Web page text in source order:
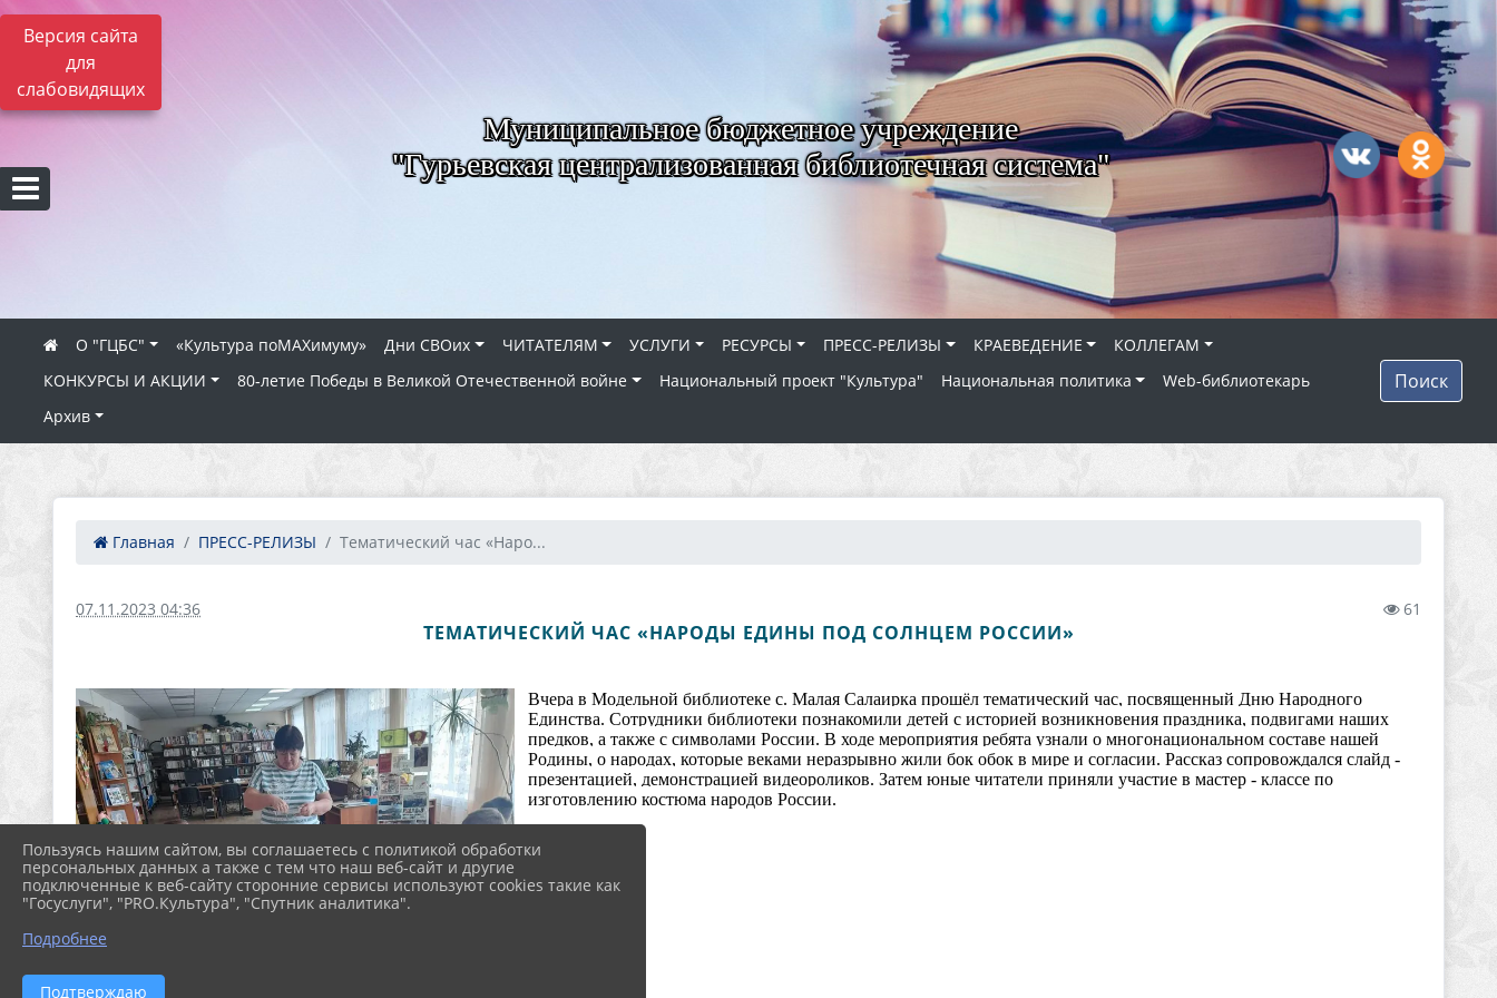
Версия сайта
для
слабовидящих
Муниципальное бюджетное учреждение
"Гурьевская централизованная библиотечная система"
О "ГЦБС" «Культура поMAXимуму» Дни СВОих ЧИТАТЕЛЯМ УСЛУГИ РЕСУРСЫ ПРЕСС-РЕЛИЗЫ КРАЕВЕДЕНИЕ
КОЛЛЕГАМ
КОНКУРСЫ И АКЦИИ
80‑летие Победы в Великой Отечественной войне Национальный проект "Культура" Национальная политика
Web-библиотекарь
Архив
Поиск
Главная ПРЕСС-РЕЛИЗЫ Тематический час «Наро...
07.11.2023 04:36 61
ТЕМАТИЧЕСКИЙ ЧАС «НАРОДЫ ЕДИНЫ ПОД СОЛНЦЕМ РОССИИ»
Вчера в Модельной библиотеке с. Малая Салаирка прошёл тематический час, посвященный Дню Народного
Единства. Сотрудники библиотеки познакомили детей с историей возникновения праздника, подвигами наших
предков, а также с символами России. В ходе мероприятия ребята узнали о многонациональном составе нашей
Родины, о народах, которые веками неразрывно жили бок обок в мире и согласии. Рассказ сопровождался слайд -
презентацией, демонстрацией видеороликов. Затем юные читатели приняли участие в мастер - классе по
изготовлению костюма народов России.
Пользуясь нашим сайтом, вы соглашаетесь с политикой обработки
персональных данных а также с тем что наш веб-сайт и другие
подключенные к веб-сайту сторонние сервисы используют cookies такие как
"Госуслуги", "PRO.Культура", "Спутник аналитика".
Подробнее
Подтверждаю